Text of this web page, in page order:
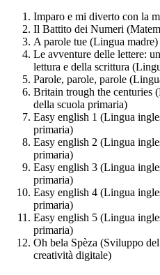
Imparo e mi diverto con la
Il Battito dei Numeri
A parole tue (Lingua madre)
Le avventure delle lettere:
lettura e della scrittura
Parole, parole, parole
Britain trough the centuries
della scuola primaria)
Easy english 1 (Lingua
primaria)
Easy english 2 (Lingua
primaria)
Easy english 3 (Lingua
primaria)
Easy english 4 (Lingua
primaria)
Easy english 5 (Lingua
primaria)
Oh bela Spèza (Sviluppo
creatività digitale)